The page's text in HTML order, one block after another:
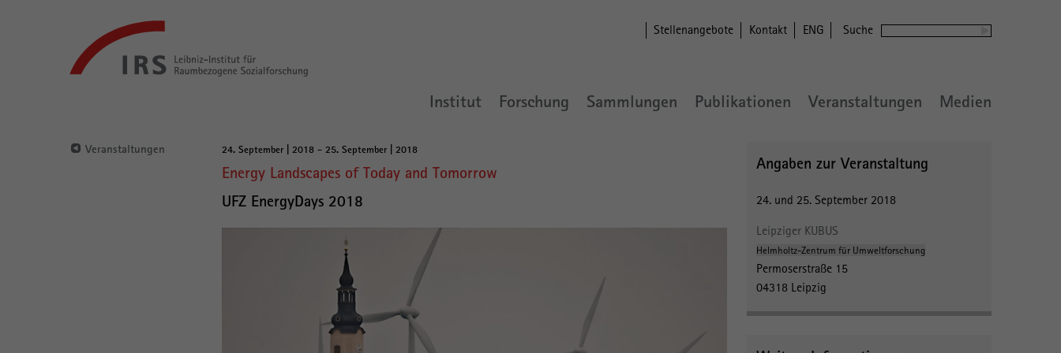
Raumbezogene
Stellenangebote Kontakt ENG Suche
Institut Forschung Sammlungen Publikationen Veranstaltungen Medien
Veranstaltungen
Hauptinhalt
24. September | 2018 - 25. September | 2018
Energy Landscapes of Today and Tomorrow
UFZ EnergyDays 2018
Angaben zur Veranstaltung
24. und 25. September 2018
Leipziger KUBUS
Helmholtz-Zentrum für Umweltforschung
Permoserstraße 15
04318 Leipzig